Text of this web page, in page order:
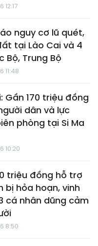
12:17
nguy cơ lũ quét,
tại Lào Cai và 4
Bộ, Trung Bộ
11:48
Gần 170 triệu đồng
dân và lực
phòng tại Si Ma
10:20
triệu đồng hỗ trợ
bị hỏa hoạn, vinh
cá nhân dũng cảm
8:50